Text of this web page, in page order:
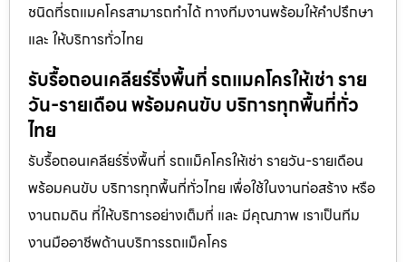
ชนิดที่รถแมคโครสามารถทำได้ ทางทีมงานพร้อมให้คำปรึกษา
และ ให้บริการทั่วไทย
รับรื้อถอนเคลียร์ริ่งพื้นที่ รถแมคโครให้เช่า ราย
วัน-รายเดือน พร้อมคนขับ บริการทุกพื้นที่ทั่ว
ไทย
รับรื้อถอนเคลียร์ริ่งพื้นที่ รถแม็คโครให้เช่า รายวัน-รายเดือน
พร้อมคนขับ บริการทุกพื้นที่ทั่วไทย เพื่อใช้ในงานก่อสร้าง หรือ
งานถมดิน ที่ให้บริการอย่างเต็มที่ และ มีคุณภาพ เราเป็นทีม
งานมืออาชีพด้านบริการรถแม็คโคร